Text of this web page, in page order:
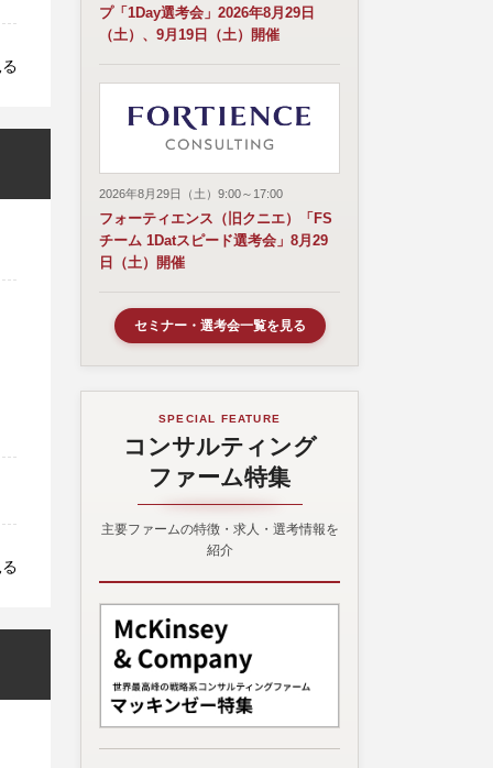
プ「1Day選考会」2026年8月29日
（土）、9月19日（土）開催
2026年8月29日（土）9:00～17:00
フォーティエンス（旧クニエ）「FS
チーム 1Datスピード選考会」8月29
日（土）開催
セミナー・選考会一覧を見る
SPECIAL FEATURE
コンサルティング
ファーム特集
主要ファームの特徴・求人・選考情報を
紹介